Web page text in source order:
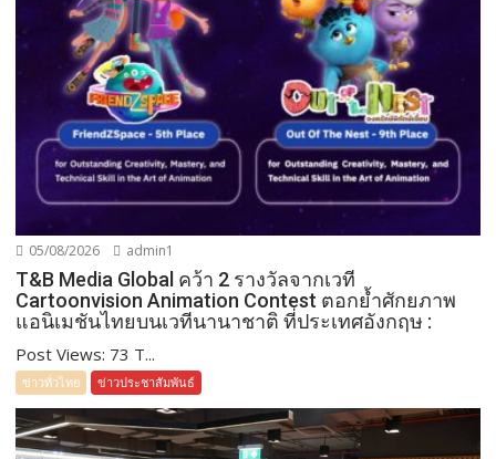
05/08/2026 admin1
T&B Media Global คว้า 2 รางวัลจากเวที
Cartoonvision Animation Contest ตอกย้ำศักยภาพ
แอนิเมชันไทยบนเวทีนานาชาติ ที่ประเทศอังกฤษ :
Post Views: 73 T...
ข่าวทั่วไทย ข่าวประชาสัมพันธ์